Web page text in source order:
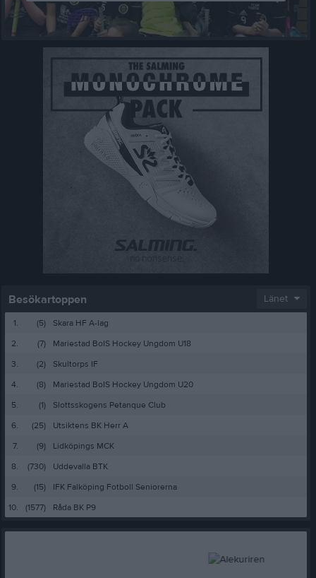
Besökartoppen Länet
1. (5)
Skara HF A-lag
2.
(7)
Mariestad BoIS Hockey Ungdom U18
3.
(2)
Skultorps IF
4.
(8)
Mariestad BoIS Hockey Ungdom U20
5.
(1)
Slottsskogens Petanque Club
6.
(25)
Utsiktens BK Herr A
7.
(9)
Lidköpings MCK
8.
(730)
Uddevalla BTK
9.
(15)
IFK Falköping Fotboll Seniorerna
10.
(1577) Råda BK P9